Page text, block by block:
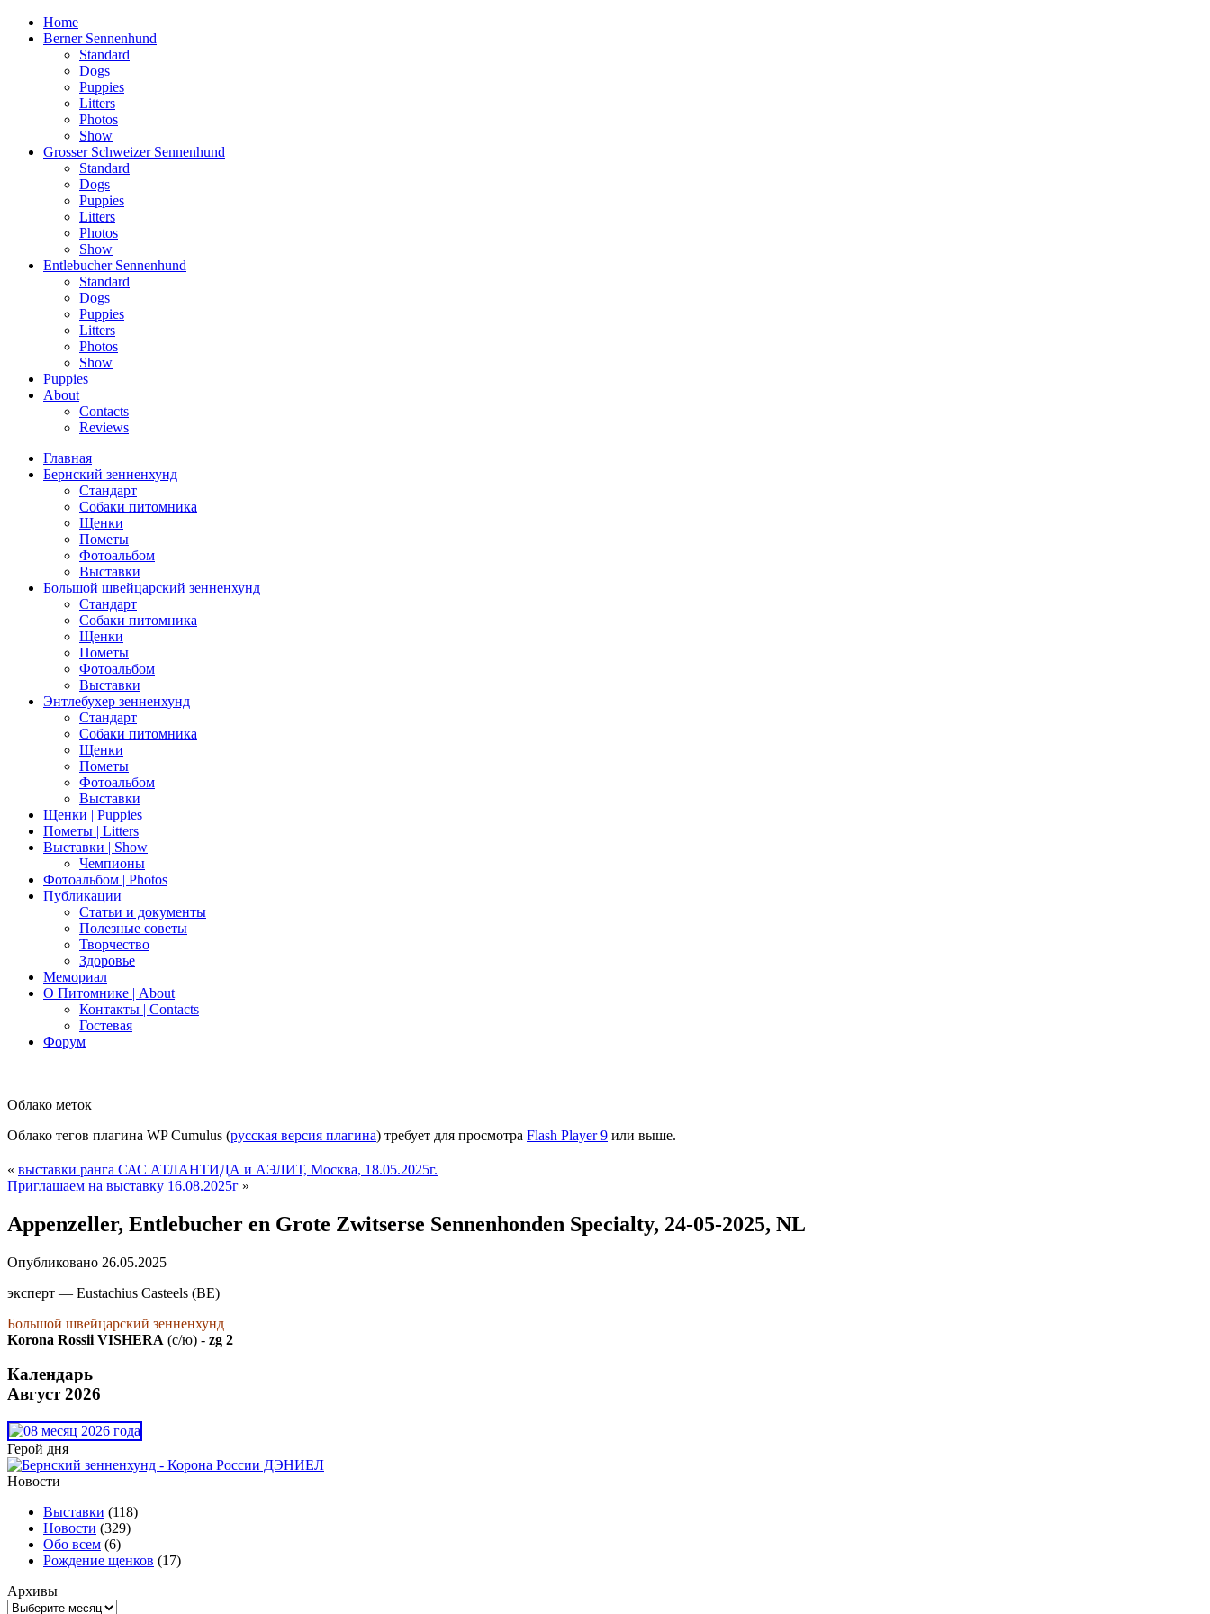
Home
Berner Sennenhund
Standard
Dogs
Puppies
Litters
Photos
Show
Grosser Schweizer Sennenhund
Standard
Dogs
Puppies
Litters
Photos
Show
Entlebucher Sennenhund
Standard
Dogs
Puppies
Litters
Photos
Show
Puppies
About
Contacts
Reviews
Главная
Бернский зенненхунд
Стандарт
Собаки питомника
Щенки
Пометы
Фотоальбом
Выставки
Большой швейцарский зенненхунд
Стандарт
Собаки питомника
Щенки
Пометы
Фотоальбом
Выставки
Энтлебухер зенненхунд
Стандарт
Собаки питомника
Щенки
Пометы
Фотоальбом
Выставки
Щенки | Puppies
Пометы | Litters
Выставки | Show
Чемпионы
Фотоальбом | Photos
Публикации
Статьи и документы
Полезные советы
Творчество
Здоровье
Мемориал
О Питомнике | About
Контакты | Contacts
Гостевая
Форум
Облако меток
Облако тегов плагина WP Cumulus (русская версия плагина) требует для просмотра Flash Player 9 или выше.
« выставки ранга САС АТЛАНТИДА и АЭЛИТ, Москва, 18.05.2025г.
Приглашаем на выставку 16.08.2025г »
Appenzeller, Entlebucher en Grote Zwitserse Sennenhonden Specialty, 24-05-2025, NL
Опубликовано 26.05.2025
эксперт — Eustachius Casteels (BE)
Большой швейцарский зенненхунд
Korona Rossii VISHERA (с/ю) - zg 2
Календарь
Август 2026
Герой дня
Новости
Выставки (118)
Новости (329)
Обо всем (6)
Рождение щенков (17)
Архивы